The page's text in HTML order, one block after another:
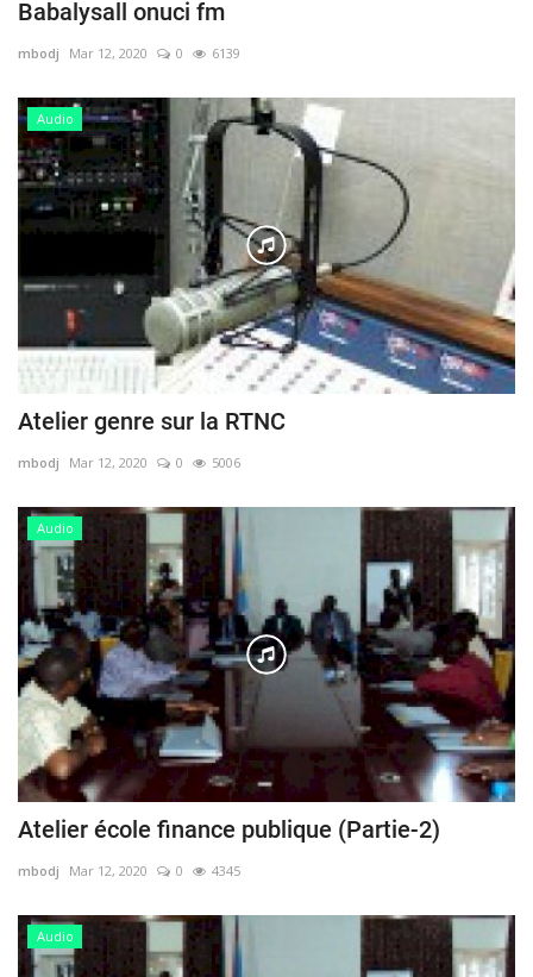
Babalysall onuci fm
mbodj Mar 12, 2020 0 6139
Audio
Atelier genre sur la RTNC
mbodj Mar 12, 2020 0 5006
Audio
Atelier école finance publique (Partie-2)
mbodj Mar 12, 2020 0 4345
Audio